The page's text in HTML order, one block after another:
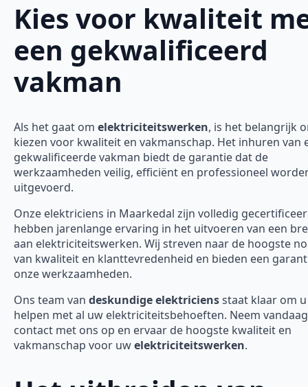
Kies voor kwaliteit
een gekwalificeerd
vakman
Als het gaat om elektriciteitswerken, is het belangrijk
kiezen voor kwaliteit en vakmanschap. Het inhuren van
gekwalificeerde vakman biedt de garantie dat de
werkzaamheden veilig, efficiënt en professioneel
uitgevoerd.
Onze elektriciens in Maarkedal zijn volledig
hebben jarenlange ervaring in het uitvoeren van een
aan elektriciteitswerken. Wij streven naar de hoogste
van kwaliteit en klanttevredenheid en bieden een
onze werkzaamheden.
Ons team van deskundige elektriciensstaat klaar om
helpen met al uw elektriciteitsbehoeften. Neem
contact met ons op en ervaar de hoogste kwaliteit en
vakmanschap voor uwelektriciteitswerken.